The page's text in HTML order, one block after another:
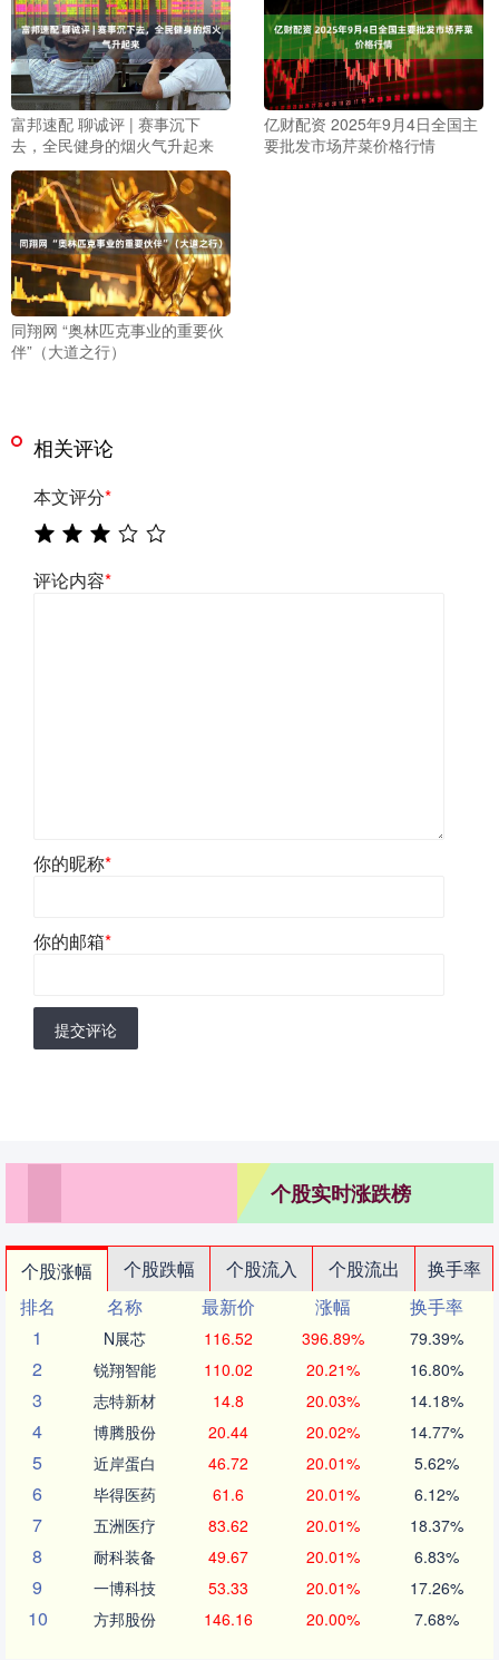
富邦速配 聊诚评 | 赛事沉下
去，全民健身的烟火气升起来
亿财配资 2025年9月4日全国主
要批发市场芹菜价格行情
同翔网 “奥林匹克事业的重要伙
伴”（大道之行）
相关评论
本文评分*
评论内容*
你的昵称*
你的邮箱*
提交评论
个股实时涨跌榜
个股涨幅 个股跌幅 个股流入 个股流出
换手率
排名
名称 最新价 涨幅
换手率
1
N展芯 116.52 396.89% 79.39%
2 锐翔智能 110.02 20.21% 16.80%
3 志特新材 14.8 20.03% 14.18%
4 博腾股份 20.44 20.02% 14.77%
5 近岸蛋白 46.72 20.01% 5.62%
6 毕得医药 61.6 20.01% 6.12%
7 五洲医疗 83.62 20.01% 18.37%
8 耐科装备 49.67 20.01% 6.83%
9 一博科技 53.33 20.01% 17.26%
10 方邦股份 146.16 20.00% 7.68%